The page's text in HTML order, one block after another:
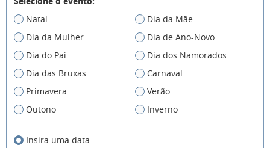
Natal
Dia da Mãe
Dia da Mulher
Dia de Ano-Novo
Dia do Pai
Dia dos Namorados
Dia das Bruxas
Carnaval
Primavera
Verão
Outono
Inverno
Insira uma data